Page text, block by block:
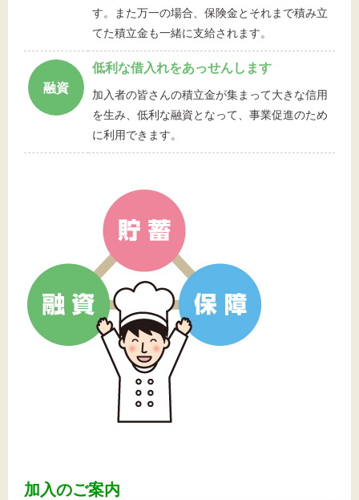
す。また万一の場合、保険金とそれまで積み立
てた積立金も一緒に支給されます。
融資
低利な借入れをあっせんします
加入者の皆さんの積立金が集まって大きな信用
を生み、低利な融資となって、事業促進のため
に利用できます。
加入のご案内